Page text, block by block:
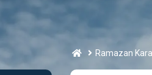
Ramazan